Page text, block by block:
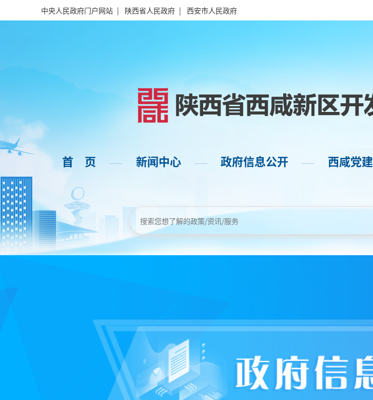
中央人民政府门户网站 | 陕西省人民政府 | 西安市人民政府
首 页 —— 新闻中心 —— 政府信息公开 —— 西咸党建